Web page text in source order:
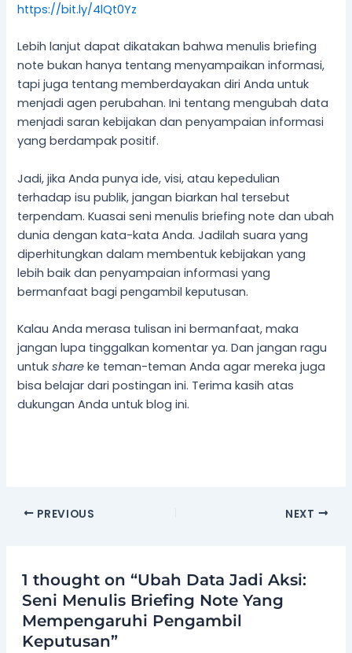
https://bit.ly/4lQt0Yz
Lebih lanjut dapat dikatakan bahwa menulis briefing
note bukan hanya tentang menyampaikan informasi,
tapi juga tentang memberdayakan diri Anda untuk
menjadi agen perubahan. Ini tentang mengubah data
menjadi saran kebijakan dan penyampaian informasi
yang berdampak positif.
Jadi, jika Anda punya ide, visi, atau kepedulian
terhadap isu publik, jangan biarkan hal tersebut
terpendam. Kuasai seni menulis briefing note dan ubah
dunia dengan kata-kata Anda. Jadilah suara yang
diperhitungkan dalam membentuk kebijakan yang
lebih baik dan penyampaian informasi yang
bermanfaat bagi pengambil keputusan.
Kalau Anda merasa tulisan ini bermanfaat, maka
jangan lupa tinggalkan komentar ya. Dan jangan ragu
untukshare ke teman-teman Anda agar mereka juga
bisa belajar dari postingan ini. Terima kasih atas
dukungan Anda untuk blog ini.
PREVIOUS NEXT
1 thought on “Ubah Data Jadi Aksi:
Seni Menulis Briefing Note Yang
Mempengaruhi Pengambil
Keputusan”